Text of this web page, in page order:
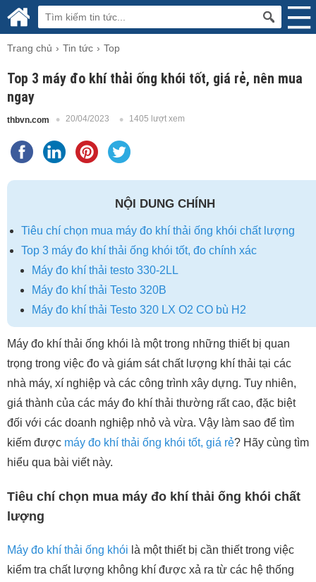
Trang chủ Tin tức Top
Top 3 máy đo khí thải ống khói tốt, giá rẻ, nên mua
ngay
thbvn.com 20/04/2023 1405 lượt xem
NỘI DUNG CHÍNH
Tiêu chí chọn mua máy đo khí thải ống khói chất lượng
Top 3 máy đo khí thải ống khói tốt, đo chính xác
Máy đo khí thải testo 330-2LL
Máy đo khí thải Testo 320B
Máy đo khí thải Testo 320 LX O2 CO bù H2
Máy đo khí thải ống khói là một trong những thiết bị quan
trọng trong việc đo và giám sát chất lượng khí thải tại các
nhà máy, xí nghiệp và các công trình xây dựng. Tuy nhiên,
giá thành của các máy đo khí thải thường rất cao, đặc biệt
đối với các doanh nghiệp nhỏ và vừa. Vậy làm sao để tìm
kiếm được máy đo khí thải ống khói tốt, giá rẻ? Hãy cùng tìm
hiểu qua bài viết này.
Tiêu chí chọn mua máy đo khí thải ống khói chất
lượng
Máy đo khí thải ống khói là một thiết bị cần thiết trong việc
kiểm tra chất lượng không khí được xả ra từ các hệ thống